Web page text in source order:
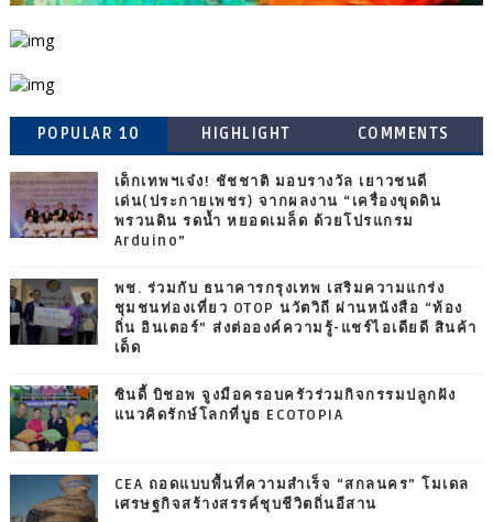
POPULAR 10 HIGHLIGHT COMMENTS
เด็กเทพฯเจ๋ง! ชัชชาติ มอบรางวัล เยาวชนดี
เด่น(ประกายเพชร) จากผลงาน “เครื่องขุดดิน
พรวนดิน รดน้ำ หยอดเมล็ด ด้วยโปรแกรม
Arduino”
พช. ร่วมกับ ธนาคารกรุงเทพ เสริมความแกร่ง
ชุมชนท่องเที่ยว OTOP นวัตวิถี ผ่านหนังสือ “ท้อง
ถิ่น อินเตอร์” ส่งต่อองค์ความรู้-แชร์ไอเดียดี สินค้า
เด็ด
ซินดี้ บิชอพ จูงมือครอบครัวร่วมกิจกรรมปลูกฝัง
แนวคิดรักษ์โลกที่บูธ ECOTOPIA
CEA ถอดแบบพื้นที่ความสำเร็จ “สกลนคร” โมเดล
เศรษฐกิจสร้างสรรค์ชุบชีวิตถิ่นอีสาน